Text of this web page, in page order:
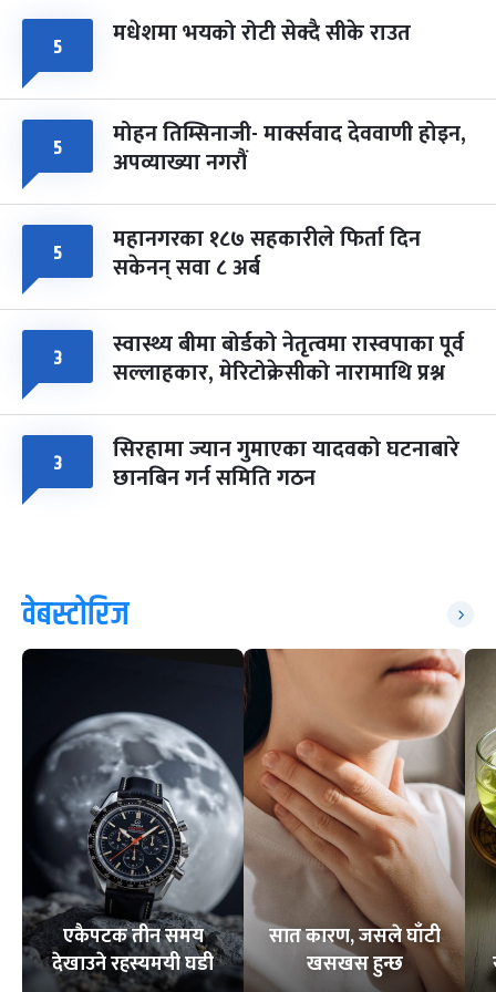
५ मधेशमा भयको रोटी सेक्दै सीके राउत
५ मोहन तिम्सिनाजी- मार्क्सवाद देववाणी होइन,
अपव्याख्या नगरौं
५ महानगरका १८७ सहकारीले फिर्ता दिन
सकेनन् सवा ८ अर्ब
३ स्वास्थ्य बीमा बोर्डको नेतृत्वमा रास्वपाका पूर्व
सल्लाहकार, मेरिटोक्रेसीको नारामाथि प्रश्न
३ सिरहामा ज्यान गुमाएका यादवको घटनाबारे
छानबिन गर्न समिति गठन
वेबस्टोरिज
एकैपटक तीन समय
देखाउने रहस्यमयी घडी
सात कारण, जसले घाँटी
खसखस हुन्छ